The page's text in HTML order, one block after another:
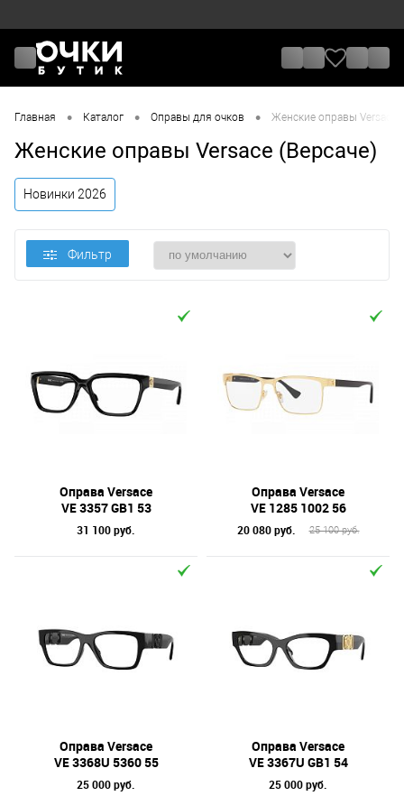
Главная • Каталог • Оправы для очков • Женские оправы Versace
Женские оправы Versace (Версаче)
Новинки 2026
Цена
Назначение / Пол
Форма оправы
Материал оправы
Фильтр
Оправа Versace
VE 3357 GB1 53
31 100 руб.
Оправа Versace
VE 1285 1002 56
20 080 руб. 25 100 руб.
Оправа Versace
VE 3368U 5360 55
25 000 руб.
Оправа Versace
VE 3367U GB1 54
25 000 руб.